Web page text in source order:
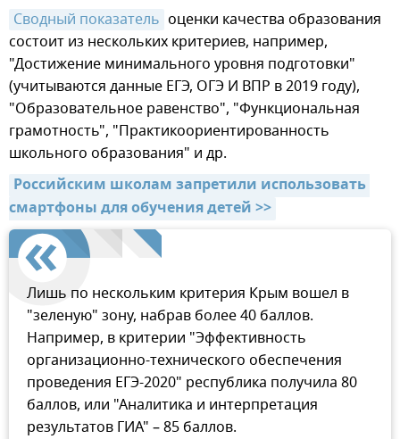
Сводный показатель оценки качества образования
состоит из нескольких критериев, например,
"Достижение минимального уровня подготовки"
(учитываются данные ЕГЭ, ОГЭ И ВПР в 2019 году),
"Образовательное равенство", "Функциональная
грамотность", "Практикоориентированность
школьного образования" и др.
Российским школам запретили использовать
смартфоны для обучения детей >>
Лишь по нескольким критерия Крым вошел в
"зеленую" зону, набрав более 40 баллов.
Например, в критерии "Эффективность
организационно-технического обеспечения
проведения ЕГЭ-2020" республика получила 80
баллов, или "Аналитика и интерпретация
результатов ГИА" – 85 баллов.